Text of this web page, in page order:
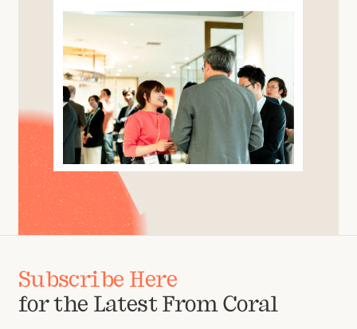
Subscribe Here
for the Latest From Coral